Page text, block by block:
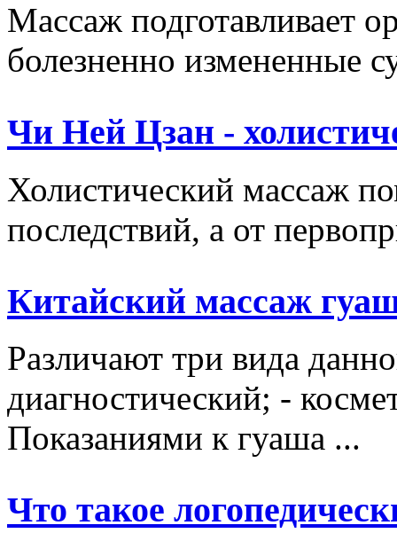
Массаж подготавливает
болезненно измененные
Чи Ней Цзан -
Холистический массаж
последствий, а от
Китайский массаж
Различают три вида
диагностический; -
Показаниями к гуаша ...
Что такое